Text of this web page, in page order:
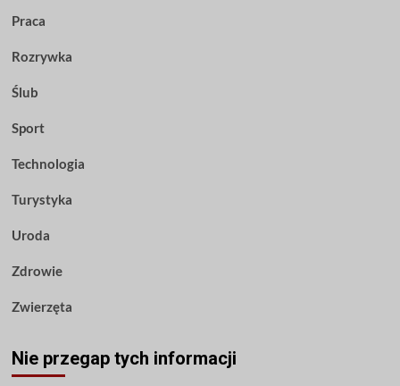
Praca
Rozrywka
Ślub
Sport
Technologia
Turystyka
Uroda
Zdrowie
Zwierzęta
Nie przegap tych informacji